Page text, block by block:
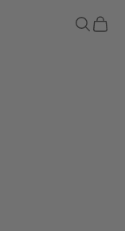
Search
Cart